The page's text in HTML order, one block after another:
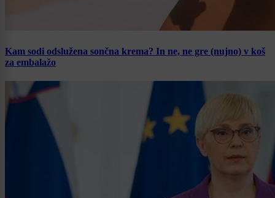
Kam sodi odslužena sončna krema? In ne, ne gre (nujno) v koš
za embalažo